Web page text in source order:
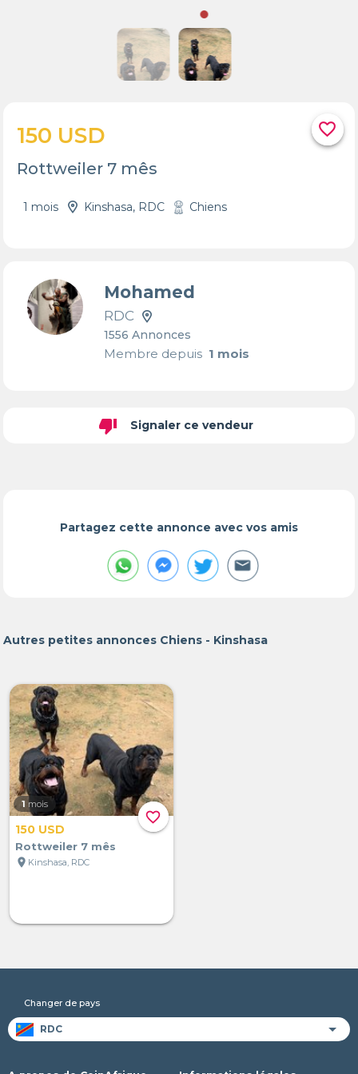
favorite_border
150 USD
Rottweiler 7 mês
1 mois Kinshasa, RDC Chiens
Mohamed
RDC
1556 Annonces
Membre depuis1 mois
thumb_down Signaler ce vendeur
Partagez cette annonce avec vos amis
Autres petites annonces Chiens - Kinshasa
favorite_border
1 mois
150 USD
Rottweiler 7 mês
location_on Kinshasa, RDC
Changer de pays